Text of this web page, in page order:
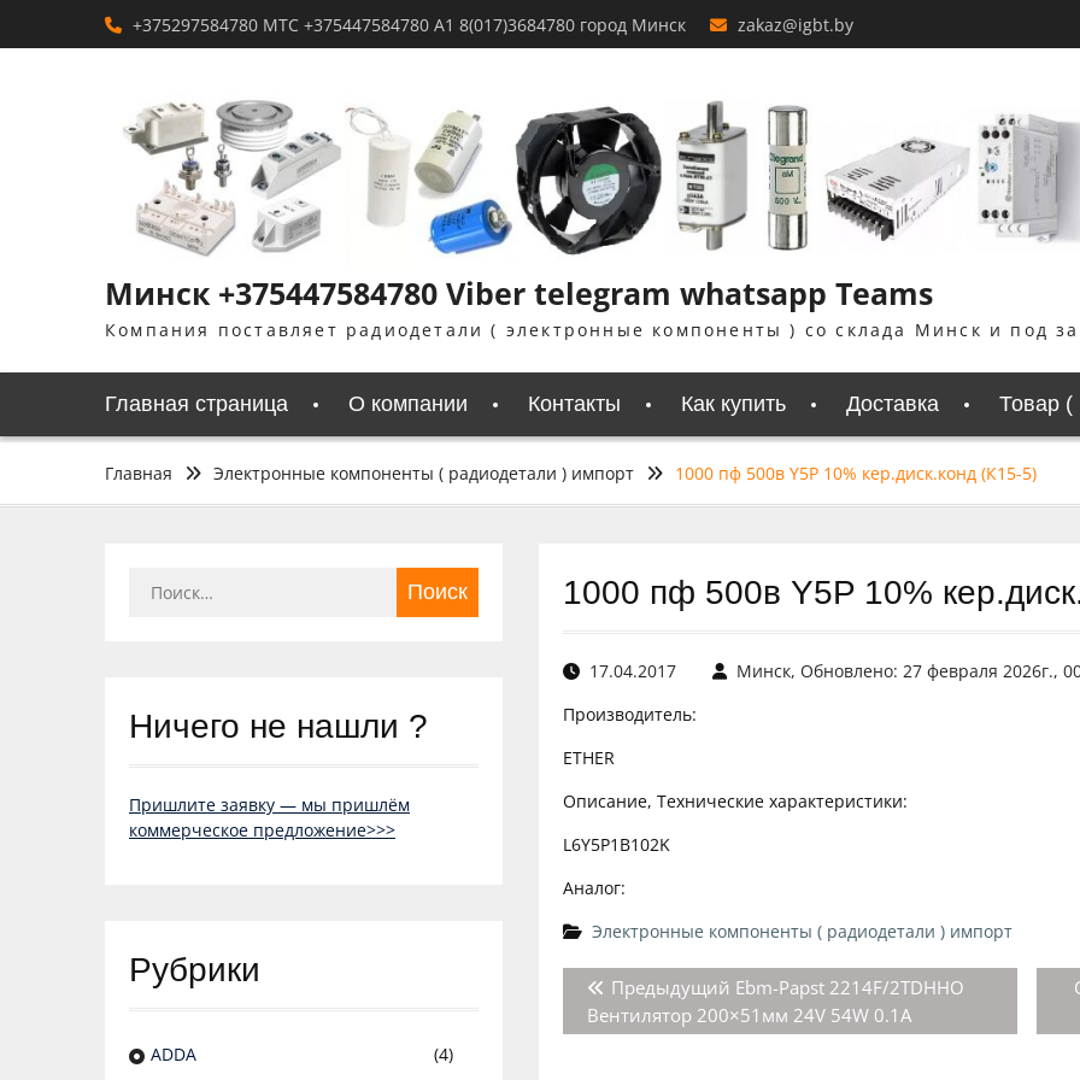
+375297584780 MTC +375447584780 A1 8(017)3684780 город Минск zakaz@igbt.by
Минск +375447584780 Viber telegram whatsapp Teams
Компания поставляет радиодетали ( электронные компоненты ) со склада Минск и под
Главная страница О компании Контакты Как купить Доставка Товар (
Главная Электронные компоненты ( радиодетали ) импорт 1000 пф 500в Y5P 10% кер.диск.конд (К15-5)
1000 пф 500в Y5P 10%
17.04.2017
Минск, Обновлено: 27 февраля 2026г.,
Производитель:
ETHER
Описание, Технические характеристики:
L6Y5P1B102K
Аналог:
Электронные компоненты ( радиодетали ) импорт
Навигация
по
Предыдущий Предыдущая
запись:
Ebm-Papst 2214F/2TDHHO
Вентилятор 200×51мм 24V 54W 0.1A
Ничего не нашли ?
Пришлите заявку — мы пришлём
коммерческое предложение>>>
Рубрики
ADDA
(4)